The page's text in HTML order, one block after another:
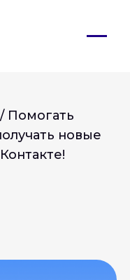
/ Помогать
новые